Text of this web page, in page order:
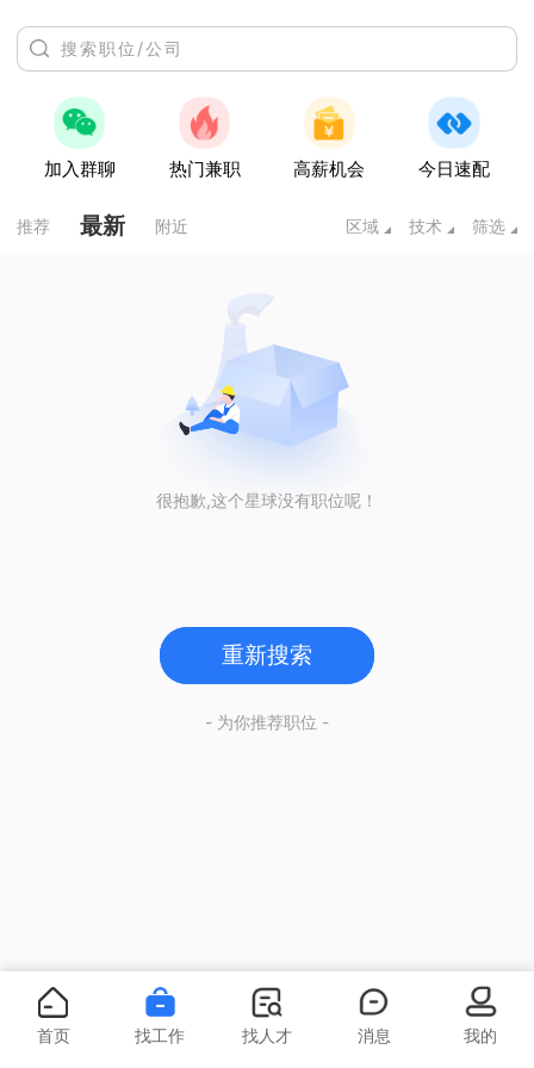
加入群聊 热门兼职 高薪机会 今日速配
推荐 最新 附近 区域 技术 筛选
很抱歉,这个星球没有职位呢！
重新搜索
- 为你推荐职位 -
首页 找工作 找人才 消息 我的